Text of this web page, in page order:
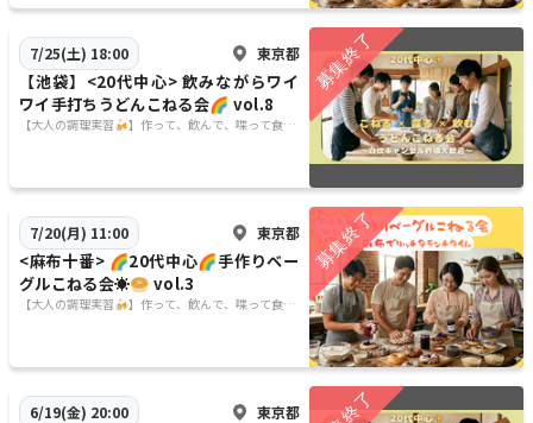
7/25(土) 18:00 東京都
【池袋】<20代中心> 飲みながらワイ
ワイ手打ちうどんこねる会🌈 vol.8
【大人の調理実習🍻】作って、飲んで、喋って食べ
7/20(月) 11:00 東京都
<麻布十番> 🌈20代中心🌈手作りベー
グルこねる会☀️🥯 vol.3
【大人の調理実習🍻】作って、飲んで、喋って食べ
6/19(金) 20:00 東京都